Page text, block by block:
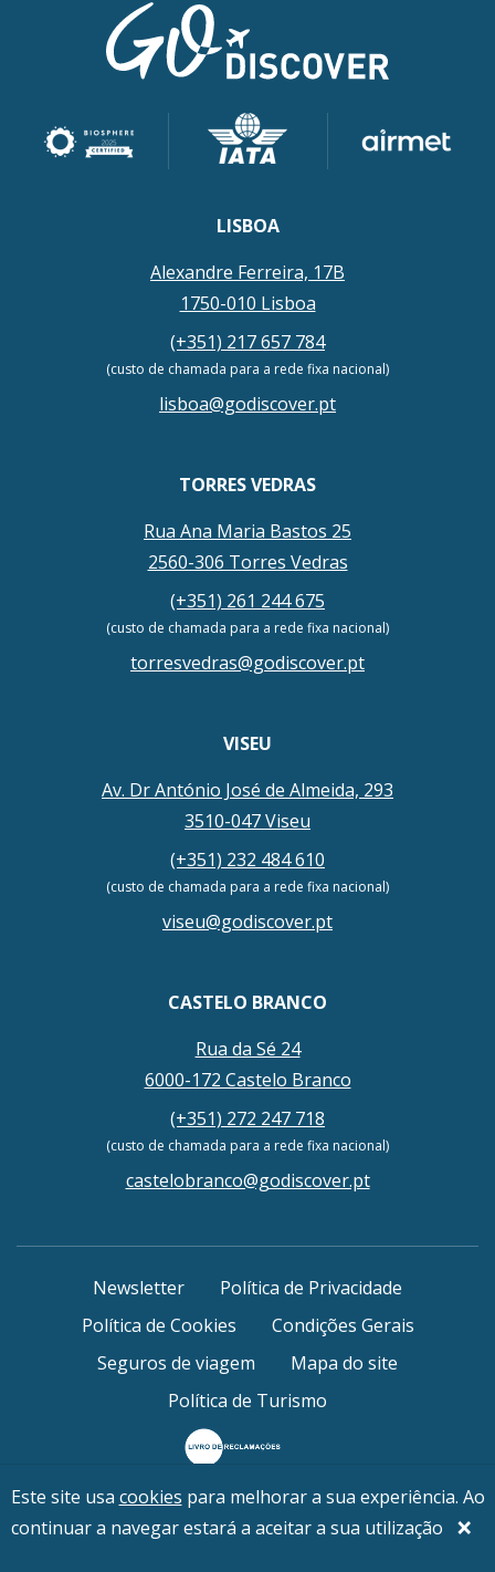
LISBOA
Alexandre Ferreira, 17B
1750-010 Lisboa
(+351) 217 657 784
(custo de chamada para a rede fixa nacional)
lisboa@godiscover.pt
TORRES VEDRAS
Rua Ana Maria Bastos 25
2560-306 Torres Vedras
(+351) 261 244 675
(custo de chamada para a rede fixa nacional)
torresvedras@godiscover.pt
VISEU
Av. Dr António José de Almeida, 293
3510-047 Viseu
(+351) 232 484 610
(custo de chamada para a rede fixa nacional)
viseu@godiscover.pt
CASTELO BRANCO
Rua da Sé 24
6000-172 Castelo Branco
(+351) 272 247 718
(custo de chamada para a rede fixa nacional)
castelobranco@godiscover.pt
Newsletter
Política de Privacidade
Política de Cookies
Condições Gerais
Seguros de viagem
Mapa do site
Política de Turismo
© 2026 Go Discover / Forumlogy - Viagens e Turismo,
Lda. — RNAVT 2683 / NIF 508 323 576
Este site usa cookies para melhorar a sua experiência. Ao
continuar a navegar estará a aceitar a sua utilização
×